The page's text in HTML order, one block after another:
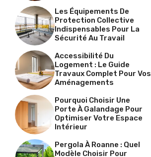
Les Équipements De
Protection Collective
Indispensables Pour La
Sécurité Au Travail
Accessibilité Du
Logement : Le Guide
Travaux Complet Pour Vos
Aménagements
Pourquoi Choisir Une
Porte À Galandage Pour
Optimiser Votre Espace
Intérieur
Pergola À Roanne : Quel
Modèle Choisir Pour